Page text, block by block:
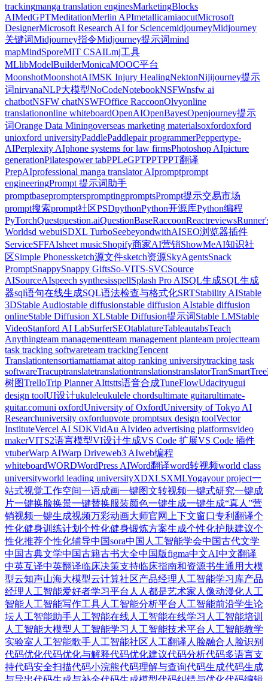
trackingmanga translation enginesMarketingBlocks
AIMedGPTMeditationMerlin APImetallicamiaocutMicrosoft
DesignerMicrosoft Research AI for SciencemidjourneyMidjourney
关键词Midjourney指令Midjourney提示词mind
mapMindSporeMIT CSAILmj工具
MLlibModelBuilderMonicaMOOC平台
MoonshotMoonshotAIMSK Injury HealingNektonNijijourney提示
词nirvanaNLP大模型NoCodeNotebookNSFWnsfw ai
chatbotNSFW chatNSWFOffice RaccoonOlvyonline
translationonline whiteboardOpenAIOpenBayesOpenjourney提示
词Orange Data Miningoverseas marketing materialsoxfordoxford
unioxford universityPaddlePaddlepair programmerPeppertype-
AIPerplexity AIphone systems for law firmsPhotoshop AIpicture
generationPilatespower tabPPLeGPTPPTPPT翻译
PrepAIprofessional manga translator AIpromptprompt
engineeringPrompt 提示词助手
promptbaseprompterspromptingpromptsPrompt提示交易市场
prompt搜索prompt社区PSDpythonPython开源库Python编程
PyTorchQuestquestion.aiQuestionBaseRaccoonReactreviews
Worldsd webuiSDXL TurboSeebeyondwithAISEO浏览器插件
ServiceSFFAIsheet musicShopify商家AI营销ShowMeAI知识社
区Simple Phonessketch源文件sketch资源SkyAgentsSnack
PromptSnappySnappy GiftsSo-VITS-SVCSource
AISourceAIspeech synthesisspellSplash Pro AISQL生成SQL生成
器sql语句在线生成SQL语法检查与格式化SRTStability AIStable
3DStable Audiostable diffusionstable diffusion AIstable diffusion
onlineStable Diffusion XLStable Diffusion提示词Stable LMStable
VideoStanford AI LabSurferSEOtablatureTableautabsTeach
Anythingteam managementteam management planteam projectteam
task tracking softwareteam trackingTencent
Translationtensortiamattiamat aitop ranking universitytracking task
softwareTracuptranslatetranslationtranslationstranslatorTranSmart
树图TrelloTrip Planner AIttstts语音合成TuneFlowUdacityugui
design toolUI设计ukuleleukulele chordsultimate guitarultimate-
guitar.comuni oxfordUniversity of OxfordUniversity of Tokyo AI
Researchuniversity oxfordupvote promptsux design toolVector
InstituteVercel AI SDKVidAu AIvideo advertising platformsvideo
makerVITS2语言模型VI设计生成VS Code 扩展VS Code 插件
vtuberWarp AIWarp Driveweb3 AIweb编程
whiteboardWORDWordPress AIWord翻译word转视频world class
universityworld leading universityXDXLSXMLYogayour project一
站式视觉工作空间一语成画一键图文转视频一键式研究一键成
片一键换脸换景一键替换服装颜色一键生成一键生成“真人”营
销视频一键生成视频万彩动画大师官网 上下文窗口专利翻译个
性化健身训练计划 个性化健身锻炼方案生成个性化护肤建议个
性化推荐个性化辅导中国sora中国人工智能学会中国古代文学
中国古典文学中国古籍古书大全中国版figma中文AI中文翻译
中英互译中英翻译临床决策支持临床指南和资源书生通用大模
型云知声山海大模型云计算社区产品经理人工智能学习库产品
经理人工智能爱好者学习平台 人人都是艺术家 人像动漫化人工
智能人工智能写作工具人工智能分析平台 人工智能前沿学生论
坛人工智能助手人工智能在线人工智能在线学习 人工智能培训
人工智能大模型 人工智能学习 人工智能技术平台 人工智能教学
实验室 人工智能歌手人工智能社区 人工翻译 人脸融合 人脸识别
代码优化代码优化与解释代码优化建议代码分析代码多语言支
持代码安全扫描代码小浣熊代码理解与查询代码生成代码生成